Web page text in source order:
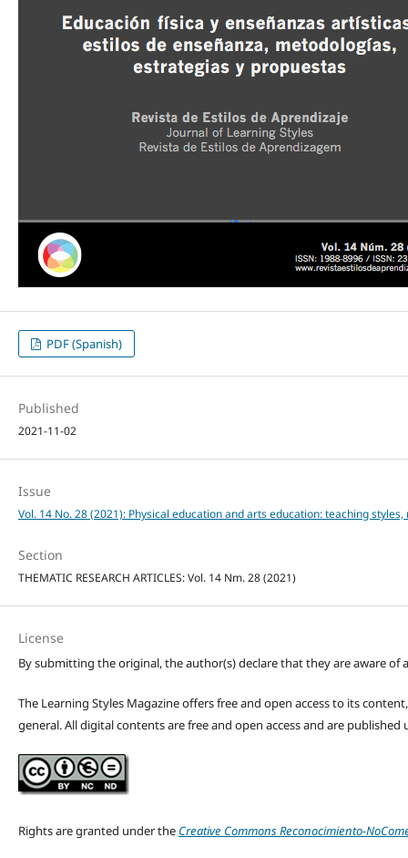
PDF (Spanish)
Published
2021-11-02
Issue
Vol. 14 No. 28 (2021): Physical education and arts education: teaching
Section
THEMATIC RESEARCH ARTICLES: Vol. 14 Nm. 28 (2021)
License
By submitting the original, the author(s) declare that they are aware of
The Learning Styles Magazine offers free and open access to its
general. All digital contents are free and open access and are published
Rights are granted under the Creative Commons Reconocimiento-